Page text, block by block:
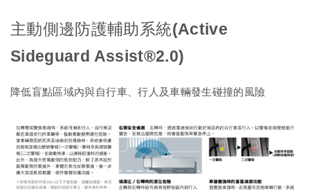
主動側邊防護輔助系統(Active
Sideguard Assist®2.0)
降低盲點區域內與自行車、行人及車輛發生碰撞的風險